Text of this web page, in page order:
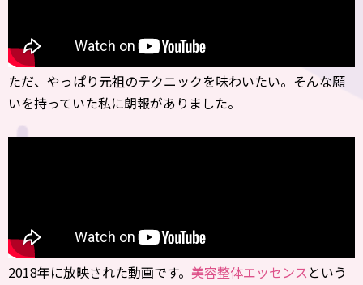
ただ、やっぱり元祖のテクニックを味わいたい。そんな願
いを持っていた私に朗報がありました。
2018年に放映された動画です。 美容整体エッセンスという